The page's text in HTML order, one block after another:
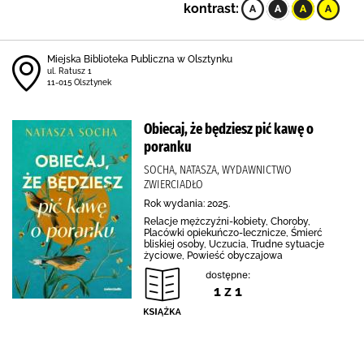
kontrast:
Miejska Biblioteka Publiczna w Olsztynku
ul. Ratusz 1
11-015 Olsztynek
Obiecaj, że będziesz pić kawę o
poranku
SOCHA, NATASZA, WYDAWNICTWO
ZWIERCIADŁO
Rok wydania: 2025.
Relacje mężczyźni-kobiety, Choroby,
Placówki opiekuńczo-lecznicze, Śmierć
bliskiej osoby, Uczucia, Trudne sytuacje
życiowe, Powieść obyczajowa
dostępne:
1 z 1